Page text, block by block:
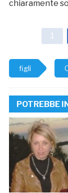
chiaramente
1
figli
POTREBBE